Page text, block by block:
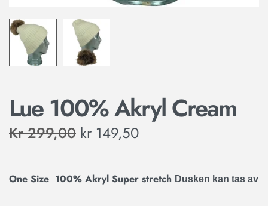
Lue 100% Akryl Cream
Kr299,00 kr 149,50
One Size 100% Akryl Super stretch Dusken kan tas av